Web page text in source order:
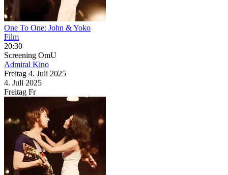
One To One: John & Yoko
Film
20:30
Screening OmU
Admiral Kino
Freitag 4. Juli 2025
4. Juli 2025
Freitag Fr